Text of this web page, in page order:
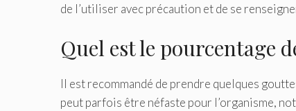
de l’utiliser avec précaution et de se
Quel est le pourcentage
Il est recommandé de prendre quelques
peut parfois être néfaste pour l’organisme,